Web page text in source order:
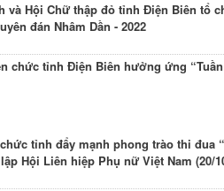
và Hội Chữ thập đỏ tỉnh Điện Biên tổ
đán Nhâm Dần - 2022
chức tỉnh Điện Biên hưởng ứng
tỉnh đẩy mạnh phong trào thi
Hội Liên hiệp Phụ nữ Việt Nam (20/